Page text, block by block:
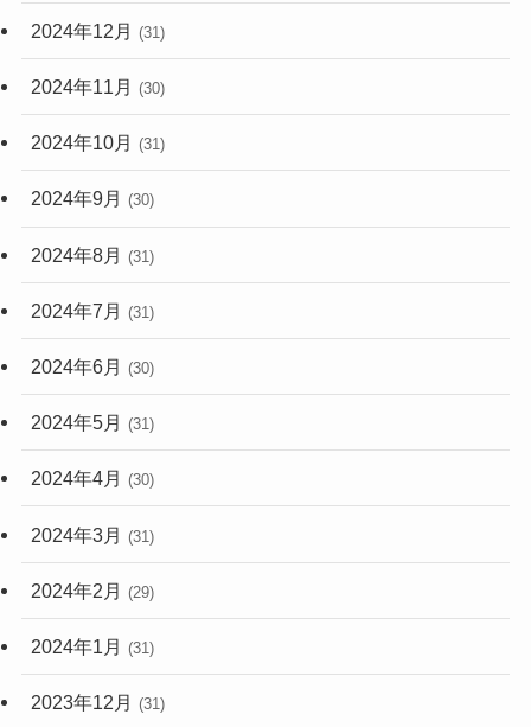
2024年12月 (31)
2024年11月 (30)
2024年10月 (31)
2024年9月 (30)
2024年8月 (31)
2024年7月 (31)
2024年6月 (30)
2024年5月 (31)
2024年4月 (30)
2024年3月 (31)
2024年2月 (29)
2024年1月 (31)
2023年12月 (31)